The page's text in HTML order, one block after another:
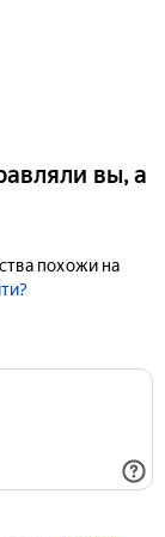
вы, а
похожи на